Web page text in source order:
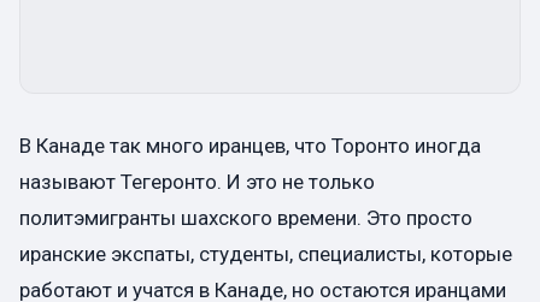
В Канаде так много иранцев, что Торонто иногда
называют Тегеронто. И это не только
политэмигранты шахского времени. Это просто
иранские экспаты, студенты, специалисты, которые
работают и учатся в Канаде, но остаются иранцами